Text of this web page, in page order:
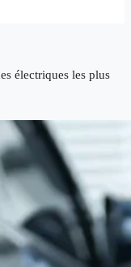
électriques les plus